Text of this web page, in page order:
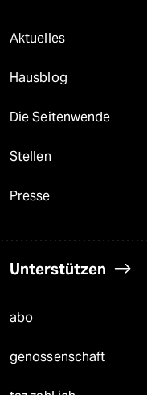
Aktuelles
Hausblog
Die Seitenwende
Stellen
Presse
Unterstützen
abo
genossenschaft